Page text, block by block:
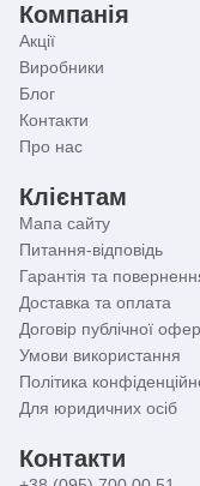
Компанія
Акції
Виробники
Блог
Контакти
Про нас
Клієнтам
Мапа сайту
Питання-відповідь
Гарантія та
Доставка та оплата
Договір публічної
Умови використання
Політика
Для юридичних осіб
Контакти